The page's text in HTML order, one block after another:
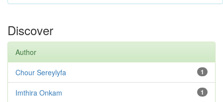
Discover
Author
1
Chour Sereylyfa
1
Imthira Onkam